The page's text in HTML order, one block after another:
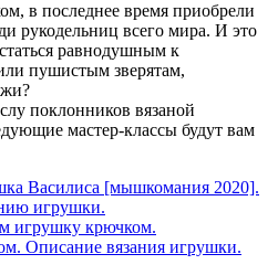
в последнее время приобрели
рукодельниц всего мира. И это
равнодушным к
пушистым зверятам,
поклонников вязаной
мастер-классы будут вам
Василиса [мышкомания 2020].
игрушки.
игрушку крючком.
Описание вязания игрушки.